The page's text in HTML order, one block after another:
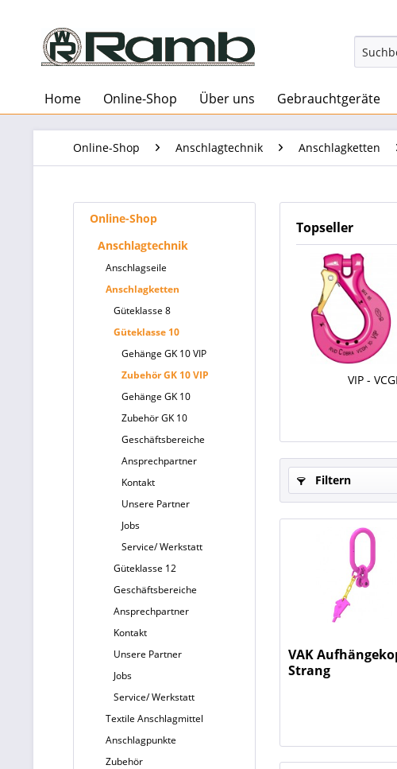
Home Online-Shop Über uns Gebrauchtgeräte
Online-Shop Anschlagtechnik Anschlagketten
Online-Shop
Anschlagtechnik
Anschlagseile
Anschlagketten
Güteklasse 8
Güteklasse 10
Gehänge GK 10 VIP
Zubehör GK 10 VIP
Gehänge GK 10
Zubehör GK 10
Geschäftsbereiche
Ansprechpartner
Kontakt
Unsere Partner
Jobs
Service/ Werkstatt
Güteklasse 12
Geschäftsbereiche
Ansprechpartner
Kontakt
Unsere Partner
Jobs
Service/ Werkstatt
Textile Anschlagmittel
Anschlagpunkte
Zubehör
Topseller
VIP -
Filtern
VAK
Strang